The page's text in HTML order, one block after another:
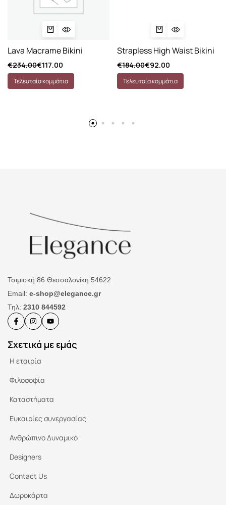
Lava Macrame Bikini
€234.00€117.00
Τελευταία κομμάτια
Strapless High Waist Bikini
€184.00€92.00
Τελευταία κομμάτια
Τσιμισκή 86 Θεσσαλονίκη 54622
Email: e-shop@elegance.gr
Τηλ: 2310 844592
Σχετικά με εμάς
Η εταιρία
Φιλοσοφία
Καταστήματα
Ευκαιρίες συνεργασίας
Ανθρώπινο Δυναμικό
Designers
Contact Us
Δωροκάρτα